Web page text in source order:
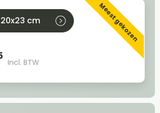
Meest gekozen
cm
Incl. BTW